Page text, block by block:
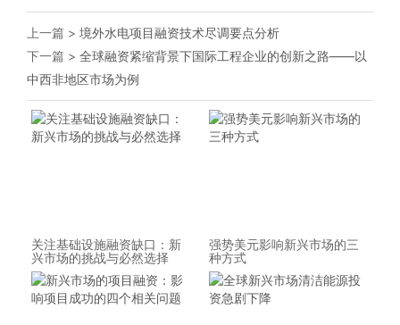
上一篇 > 境外水电项目融资技术尽调要点分析
下一篇 > 全球融资紧缩背景下国际工程企业的创新之路——以
中西非地区市场为例
关注基础设施融资缺口：新
兴市场的挑战与必然选择
强势美元影响新兴市场的三
种方式